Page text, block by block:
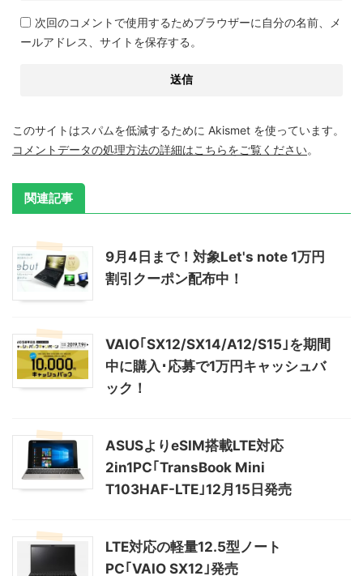
次回のコメントで使用するためブラウザーに自分の名前、メ
ールアドレス、サイトを保存する。
このサイトはスパムを低減するために Akismet を使っています。
コメントデータの処理方法の詳細はこちらをご覧ください。
関連記事
9月4日まで！対象Let's note 1万円
割引クーポン配布中！
VAIO｢SX12/SX14/A12/S15｣を期間
中に購入･応募で1万円キャッシュバ
ック！
ASUSよりeSIM搭載LTE対応
2in1PC｢TransBook Mini
T103HAF-LTE｣12月15日発売
LTE対応の軽量12.5型ノート
PC｢VAIO SX12｣発売